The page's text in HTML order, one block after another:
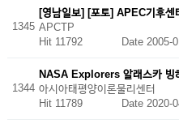
1345
[영남일보] [포토] APEC기후센
APCTP
Hit 11792
Date 2005-
1344
NASA Explorers 알래스카 빙
아시아태평양이론물리센터
Hit 11789 Date 2020-